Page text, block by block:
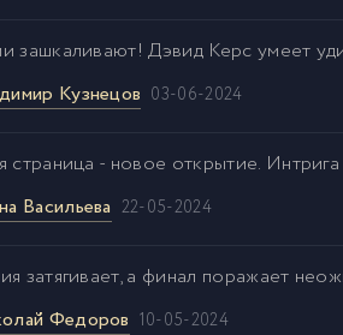
зашкаливают! Дэвид Керс умеет
Кузнецов 03-06-2024
страница - новое открытие.
Васильева 22-05-2024
затягивает, а финал поражает
Федоров 10-05-2024